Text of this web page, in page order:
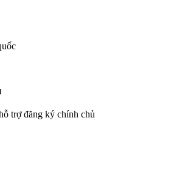
trợ đăng ký chính chủ